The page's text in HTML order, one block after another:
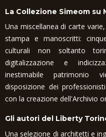
La Collezione Simeom su
Una miscellanea di carte
stampa e manoscritti:
culturali non soltanto
digitalizzazione e
inestimabile patrimonio
disposizione dei
con la creazione dell'Archivio
Gli autori del Liberty
Una selezione di architetti e